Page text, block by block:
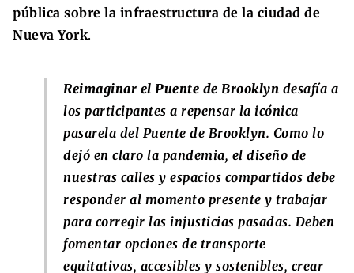
pública sobre la infraestructura de la ciudad de
Nueva York.
Reimaginar el Puente de Brooklyn desafía a
los participantes a repensar la icónica
pasarela del Puente de Brooklyn. Como lo
dejó en claro la pandemia, el diseño de
nuestras calles y espacios compartidos debe
responder al momento presente y trabajar
para corregir las injusticias pasadas. Deben
fomentar opciones de transporte
equitativas, accesibles y sostenibles, crear